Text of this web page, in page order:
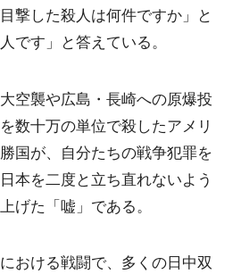
撃した殺人は何件ですか」と
です」と答えている。
空襲や広島・長崎への原爆投
数十万の単位で殺したアメリ
国が、自分たちの戦争犯罪を
本を二度と立ち直れないよう
げた「嘘」である。
おける戦闘で、多くの日中双